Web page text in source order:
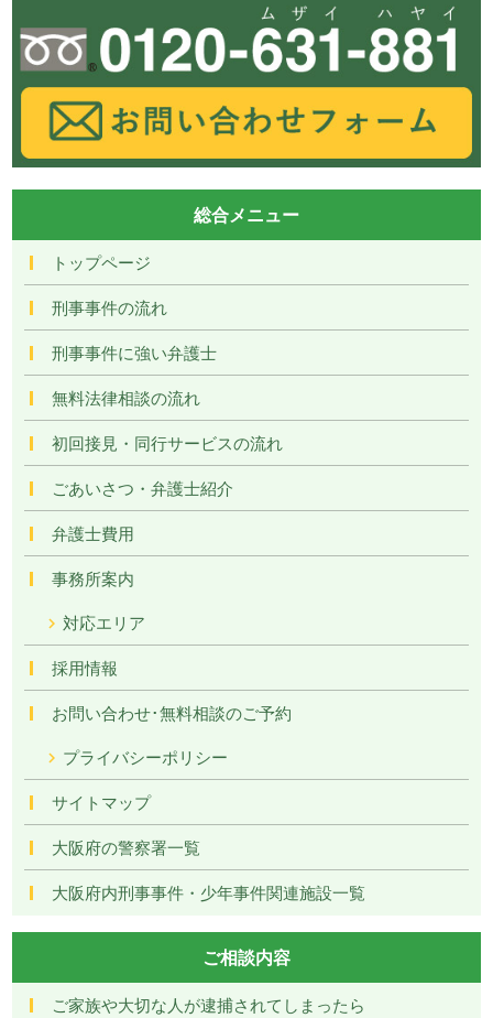
総合メニュー
トップページ
刑事事件の流れ
刑事事件に強い弁護士
無料法律相談の流れ
初回接見・同行サービスの流れ
ごあいさつ・弁護士紹介
弁護士費用
事務所案内
対応エリア
採用情報
お問い合わせ･無料相談のご予約
プライバシーポリシー
サイトマップ
大阪府の警察署一覧
大阪府内刑事事件・少年事件関連施設一覧
ご相談内容
ご家族や大切な人が逮捕されてしまったら